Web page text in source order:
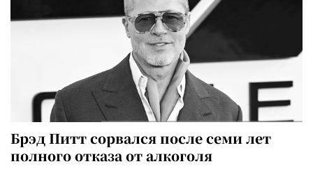
Брэд Питт сорвался после семи лет
полного отказа от алкоголя